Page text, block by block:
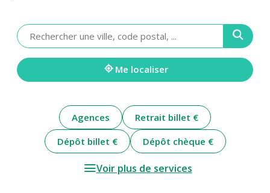
Veuillez
renseigner
une
adresse
Me localiser
Agences
Retrait billet €
Dépôt billet €
Dépôt chèque €
Voir plus de services